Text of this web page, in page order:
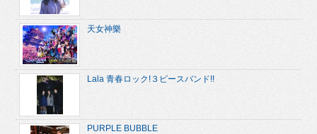
天女神樂
Lala 青春ロック!３ピースバンド!!
PURPLE BUBBLE